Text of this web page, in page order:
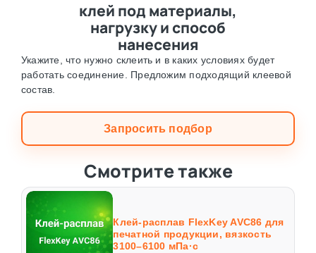
клей под материалы,
нагрузку и способ
нанесения
Укажите, что нужно склеить и в каких условиях будет
работать соединение. Предложим подходящий клеевой
состав.
Запросить подбор
Смотрите также
Клей-расплав FlexKey AVC86 для
печатной продукции, вязкость
3100–6100 мПа·с